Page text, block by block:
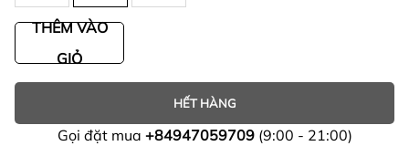
THÊM VÀO
GIỎ
HẾT HÀNG
Gọi đặt mua +84947059709(9:00 - 21:00)